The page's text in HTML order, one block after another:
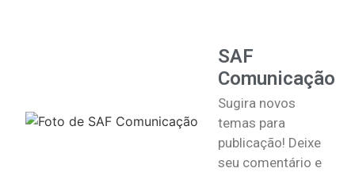
SAF
Comunicação
Sugira novos
temas para
publicação! Deixe
seu comentário e